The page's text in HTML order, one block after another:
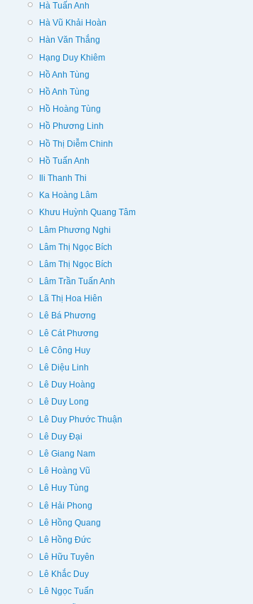
Hà Tuấn Anh
Hà Vũ Khải Hoàn
Hàn Văn Thắng
Hạng Duy Khiêm
Hồ Anh Tùng
Hồ Anh Tùng
Hồ Hoàng Tùng
Hồ Phương Linh
Hồ Thị Diễm Chinh
Hồ Tuấn Anh
Ili Thanh Thi
Ka Hoàng Lâm
Khưu Huỳnh Quang Tâm
Lâm Phương Nghi
Lâm Thị Ngọc Bích
Lâm Thị Ngọc Bích
Lâm Trần Tuấn Anh
Lã Thị Hoa Hiên
Lê Bá Phương
Lê Cát Phương
Lê Công Huy
Lê Diệu Linh
Lê Duy Hoàng
Lê Duy Long
Lê Duy Phước Thuận
Lê Duy Đại
Lê Giang Nam
Lê Hoàng Vũ
Lê Huy Tùng
Lê Hải Phong
Lê Hồng Quang
Lê Hồng Đức
Lê Hữu Tuyên
Lê Khắc Duy
Lê Ngọc Tuấn